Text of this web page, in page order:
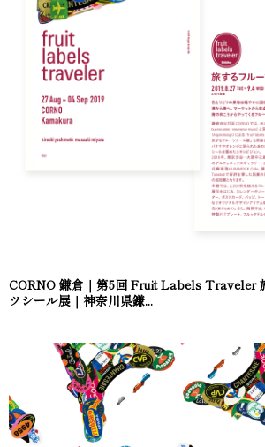
CORNO 鎌倉｜第5回 Fruit Labels Traveler
ツシール展｜神奈川県鎌...